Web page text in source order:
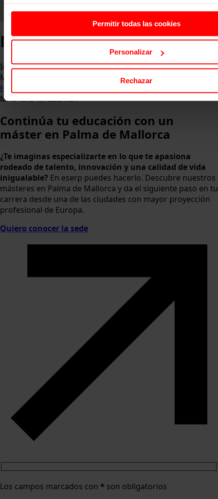
Permitir todas las cookies
Personalizar
Rechazar
Másteres en Mallorca
Impulsa tu carrera profesional desde el corazón del
Mediterráneo.
Home
MASTERS-MALLORCA
Continúa tu educación con un
máster en Palma de Mallorca
¿Te imaginas especializarte en lo que te apasiona
rodeado de talento, innovación y una calidad de vida
inigualable? En eserp puedes hacerlo. Descubre nuestros
másteres en Palma de Mallorca y da el siguiente paso en tu
carrera desde una de las ciudades con mayor proyección
profesional de Europa.
Quiero conocer la sede
Los campos marcados con * son obligatorios